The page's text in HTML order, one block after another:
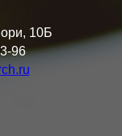
10Б
96